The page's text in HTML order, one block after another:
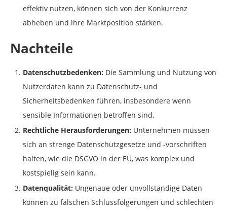
effektiv nutzen, können sich von der Konkurrenz
abheben und ihre Marktposition stärken.
Nachteile
Datenschutzbedenken: Die Sammlung und Nutzung von
Nutzerdaten kann zu Datenschutz- und
Sicherheitsbedenken führen, insbesondere wenn
sensible Informationen betroffen sind.
Rechtliche Herausforderungen: Unternehmen müssen
sich an strenge Datenschutzgesetze und -vorschriften
halten, wie die DSGVO in der EU, was komplex und
kostspielig sein kann.
Datenqualität: Ungenaue oder unvollständige Daten
können zu falschen Schlussfolgerungen und schlechten